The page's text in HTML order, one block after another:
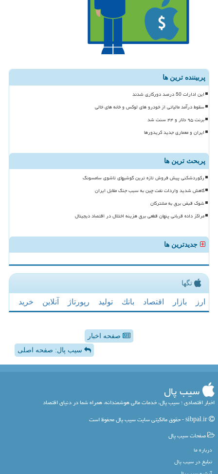
پربیننده ترین ها
این ادارات 50 درصد دورکاری شدند
سقوط درآمد مالیاتی از خودرو های لوکس و خانه های خالی
برنت ۹۵ دلار و ۴۴ سنت شد
ایران و معماری جدید کریدورها
پربحث ترین ها
رکوردشکنی پیش فروش تازه ترین گوشیهای تاشوی سامسونگ
کاهش شدید واردات نفت چین به سبب جنگ مقابل ایران
شوک قبض برق به مشترکان
مراکز داده قربانی پنهان قطعی برق هزینه اختلال در اقتصاد دیجیتال
جدیدترین ها
تگها
ارز بازار اقتصاد بانك تولید رپورتاژ آنلاین خرید
صفحه اخبار
سیب پال: صفحه اصلی
سیب پال
اخبار اقتصادی ؛ سیب پال، خدمات مالی هوشمندانه، همراه شما در دنیای اقتصاد
صفحات سیب پال
درباره ما
تبلیغ در سیب پال